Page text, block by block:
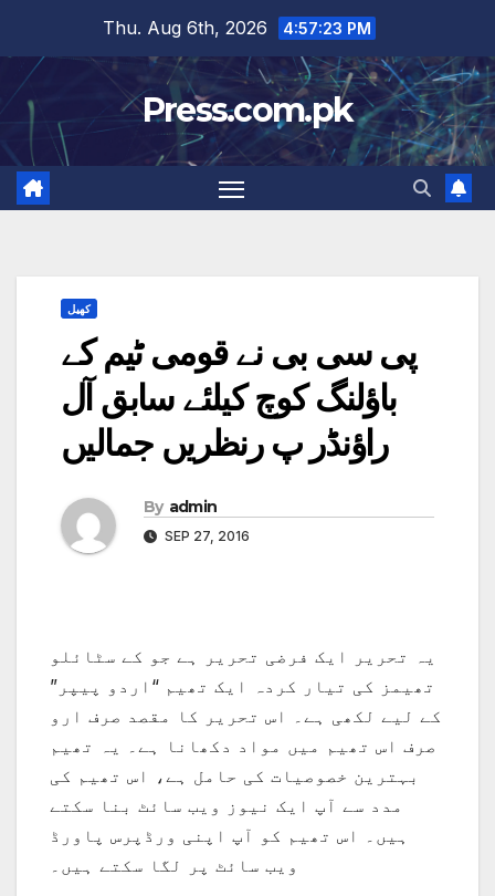
content
Thu. Aug 6th, 2026 4:57:23 PM
Press.com.pk
کھیل
پی سی بی نے قومی ٹیم کے
باؤلنگ کوچ کیلئے سابق آل
راؤنڈر پ رنظریں جمالیں
By admin
SEP 27, 2016
یہ تحریر ایک فرضی تحریر ہے جو کے سٹائلو
تھیمز کی تیار کردہ ایک تھیم “اردو پیپر”
کے لیے لکھی ہے۔ اس تحریر کا مقصد صرف ارو
صرف اس تھیم میں مواد دکھانا ہے۔ یہ تھیم
بہترین خصوصیات کی حامل ہے، اس تھیم کی
مدد سے آپ ایک نیوز ویب سائٹ بنا سکتے
ہیں۔ اس تھیم کو آپ اپنی ورڈپرس پاورڈ
ویب سائٹ پر لگا سکتے ہیں۔